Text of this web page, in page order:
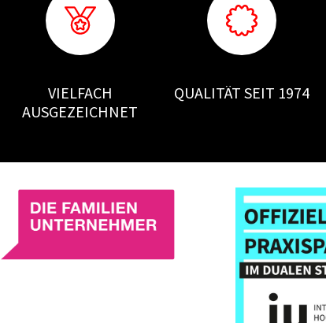
VIELFACH
AUSGEZEICHNET
QUALITÄT SEIT 1974